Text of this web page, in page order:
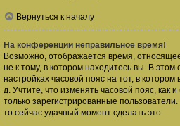
Вернуться к началу
На конференции неправильное время!
Возможно, отображается время,
не к тому, в котором находитесь вы. В
настройках часовой пояс на тот, в
д. Учтите, что изменять часовой пояс, как
только зарегистрированные
то сейчас удачный момент сделать это.